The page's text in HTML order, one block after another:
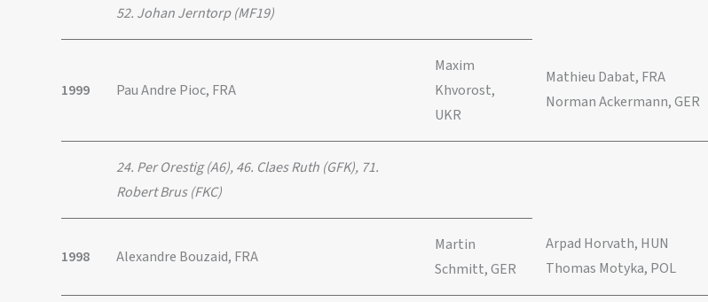
52. Johan Jerntorp (MF19)
1999 Pau Andre Pioc, FRA
Maxim
Khvorost,
UKR
Mathieu Dabat, FRA
Norman Ackermann, GER
24. Per Orestig (A6), 46. Claes Ruth (GFK), 71.
Robert Brus (FKC)
1998 Alexandre Bouzaid, FRA
Martin
Schmitt, GER
Arpad Horvath, HUN
Thomas Motyka, POL